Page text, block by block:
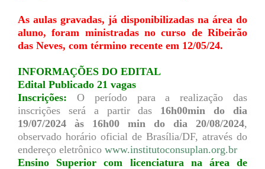
As aulas gravadas, já disponibilizadas na área do
aluno, foram ministradas no curso de Ribeirão
das Neves, com término recente em 12/05/24.
INFORMAÇÕES DO EDITAL
Edital Publicado 21 vagas
Inscrições:
O período para a realização das
inscrições será a partir das 16h00min do dia
19/07/2024 às 16h00 min do dia 20/08/2024,
observado horário oficial de Brasília/DF, através do
endereço eletrônico www.institutoconsuplan.org.br
Ensino Superior com licenciatura na área de